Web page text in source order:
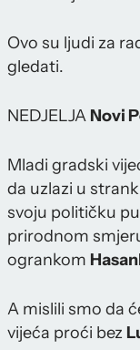
Ovo su ljudi za
gledati.
NEDJELJA Novi
Mladi gradski
da uzlazi u
svoju političku
prirodnom
ogrankom
A mislili smo da
vijeća proći bez